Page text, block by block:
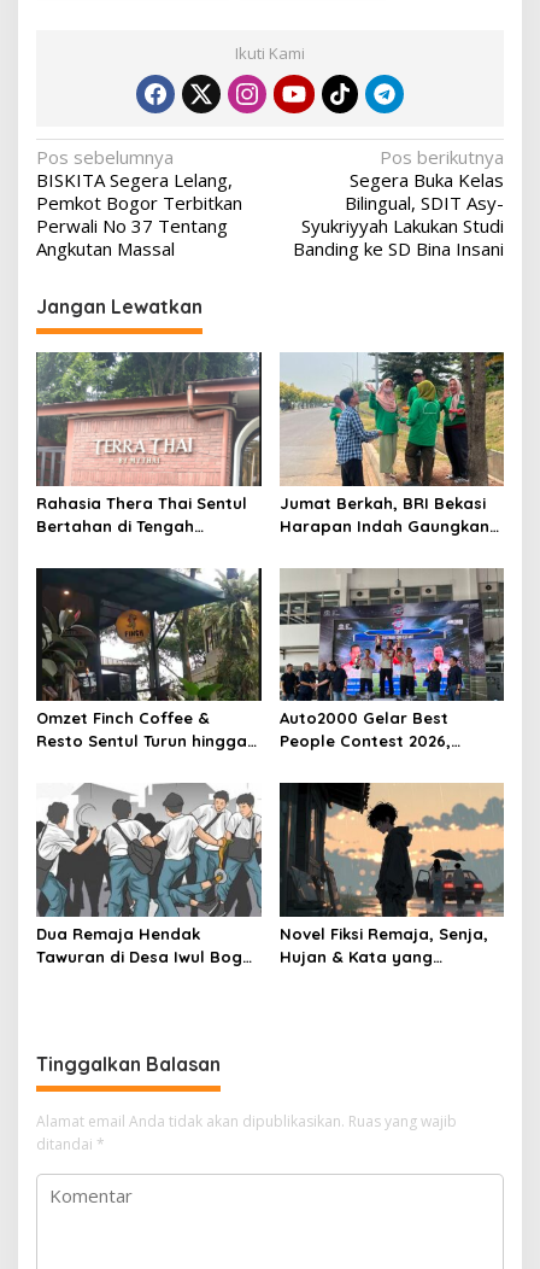
Ikuti Kami
Navigasi
pos
Pos sebelumnya
BISKITA Segera Lelang,
Pemkot Bogor Terbitkan
Perwali No 37 Tentang
Angkutan Massal
Pos berikutnya
Segera Buka Kelas
Bilingual, SDIT Asy-
Syukriyyah Lakukan Studi
Banding ke SD Bina Insani
Jangan Lewatkan
Rahasia Thera Thai Sentul
Bertahan di Tengah
Konsisten Sajikan Rasa Asli
Thailand
Jumat Berkah, BRI Bekasi
Harapan Indah Gaungkan
Omzet Finch Coffee &
Resto Sentul Turun hingga
Auto2000 Gelar Best
People Contest 2026,
Se-Indonesia
Dua Remaja Hendak
Tawuran di Desa Iwul Bogor
Novel Fiksi Remaja, Senja,
Hujan & Kata yang
Tinggalkan Balasan
Alamat email Anda tidak akan dipublikasikan. Ruas yang wajib
ditandai *